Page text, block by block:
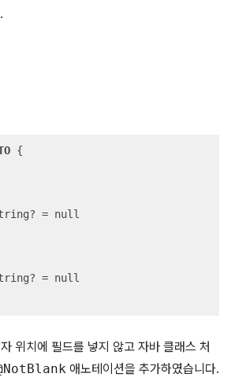
{
= null
= null
위치에 필드를 넣지 않고 자바 클래스 처
애노테이션을 추가하였습니다.